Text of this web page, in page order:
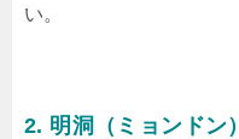
い。
2. 明洞（ミョンドン）